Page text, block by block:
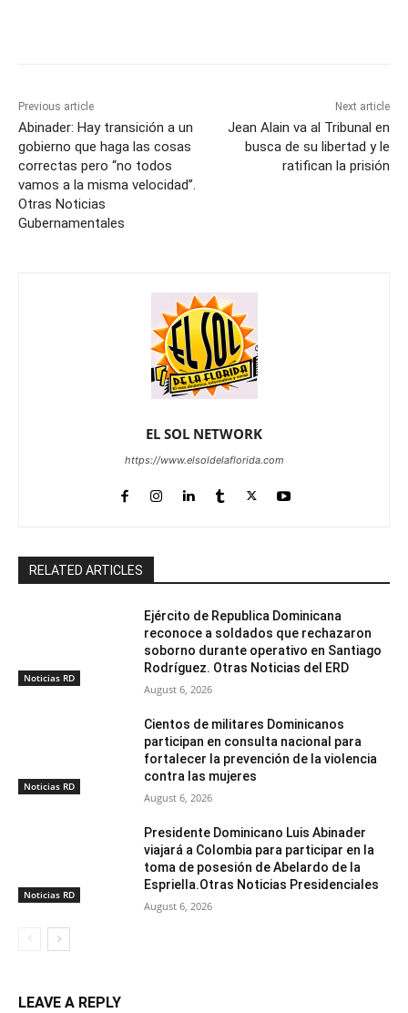
Previous article
Abinader: Hay transición a un
gobierno que haga las cosas
correctas pero “no todos
vamos a la misma velocidad”.
Otras Noticias
Gubernamentales
Next article
Jean Alain va al Tribunal en
busca de su libertad y le
ratifican la prisión
EL SOL NETWORK
https://www.elsoldelaflorida.com
RELATED ARTICLES
Noticias RD
Ejército de Republica Dominicana
reconoce a soldados que rechazaron
soborno durante operativo en Santiago
Rodríguez. Otras Noticias del ERD
August 6, 2026
Noticias RD
Cientos de militares Dominicanos
participan en consulta nacional para
fortalecer la prevención de la violencia
contra las mujeres
August 6, 2026
Noticias RD
Presidente Dominicano Luis Abinader
viajará a Colombia para participar en la
toma de posesión de Abelardo de la
Espriella.Otras Noticias Presidenciales
August 6, 2026
LEAVE A REPLY